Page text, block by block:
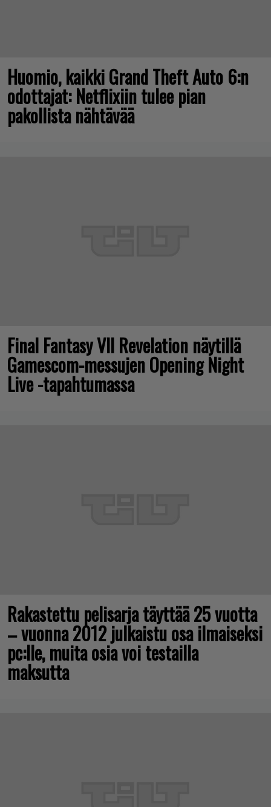
Huomio, kaikki Grand Theft Auto 6:n
odottajat: Netflixiin tulee pian
pakollista nähtävää
Final Fantasy VII Revelation näytillä
Gamescom-messujen Opening Night
Live -tapahtumassa
Rakastettu pelisarja täyttää 25 vuotta
– vuonna 2012 julkaistu osa ilmaiseksi
pc:lle, muita osia voi testailla
maksutta